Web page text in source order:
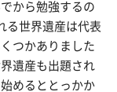
から勉強するの
る世界遺産は代表
つかありました
遺産も出題され
めるととっかか